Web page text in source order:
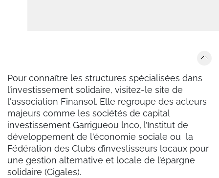
Pour connaître les structures spécialisées dans
l’investissement solidaire, visitez-le site de
l'association Finansol. Elle regroupe des acteurs
majeurs comme les sociétés de capital
investissement Garrigueou lnco, l’Institut de
développement de l'économie sociale ou la
Fédération des Clubs d’investisseurs locaux pour
une gestion alternative et locale de l’épargne
solidaire (Cigales).